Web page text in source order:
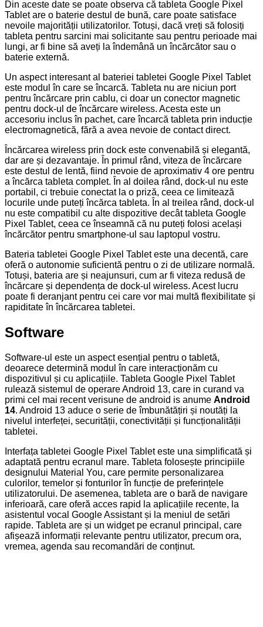
Din aceste date se poate observa că tableta Google Pixel
Tablet are o baterie destul de bună, care poate satisface
nevoile majorității utilizatorilor. Totuși, dacă vreți să folosiți
tableta pentru sarcini mai solicitante sau pentru perioade mai
lungi, ar fi bine să aveți la îndemână un încărcător sau o
baterie externă.
Un aspect interesant al bateriei tabletei Google Pixel Tablet
este modul în care se încarcă. Tableta nu are niciun port
pentru încărcare prin cablu, ci doar un conector magnetic
pentru dock-ul de încărcare wireless. Acesta este un
accesoriu inclus în pachet, care încarcă tableta prin inducție
electromagnetică, fără a avea nevoie de contact direct.
Încărcarea wireless prin dock este convenabilă și elegantă,
dar are și dezavantaje. În primul rând, viteza de încărcare
este destul de lentă, fiind nevoie de aproximativ 4 ore pentru
a încărca tableta complet. În al doilea rând, dock-ul nu este
portabil, ci trebuie conectat la o priză, ceea ce limitează
locurile unde puteți încărca tableta. În al treilea rând, dock-ul
nu este compatibil cu alte dispozitive decât tableta Google
Pixel Tablet, ceea ce înseamnă că nu puteți folosi același
încărcător pentru smartphone-ul sau laptopul vostru.
Bateria tabletei Google Pixel Tablet este una decentă, care
oferă o autonomie suficientă pentru o zi de utilizare normală.
Totuși, bateria are și neajunsuri, cum ar fi viteza redusă de
încărcare și dependența de dock-ul wireless. Acest lucru
poate fi deranjant pentru cei care vor mai multă flexibilitate și
rapiditate în încărcarea tabletei.
Software
Software-ul este un aspect esențial pentru o tabletă,
deoarece determină modul în care interacționăm cu
dispozitivul și cu aplicațiile. Tableta Google Pixel Tablet
rulează sistemul de operare Android 13, care in curand va
primi cel mai recent verisune de android is anume Android
14. Android 13 aduce o serie de îmbunătățiri și noutăți la
nivelul interfeței, securității, conectivității și funcționalității
tabletei.
Interfața tabletei Google Pixel Tablet este una simplificată și
adaptată pentru ecranul mare. Tableta folosește principiile
designului Material You, care permite personalizarea
culorilor, temelor și fonturilor în funcție de preferințele
utilizatorului. De asemenea, tableta are o bară de navigare
inferioară, care oferă acces rapid la aplicațiile recente, la
asistentul vocal Google Assistant și la meniul de setări
rapide. Tableta are și un widget pe ecranul principal, care
afișează informații relevante pentru utilizator, precum ora,
vremea, agenda sau recomandări de conținut.